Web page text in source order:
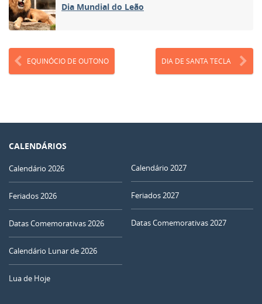
Dia Mundial do Leão
EQUINÓCIO DE OUTONO DIA DE SANTA TECLA
CALENDÁRIOS
Calendário 2026
Feriados 2026
Datas Comemorativas 2026
Calendário Lunar de 2026
Lua de Hoje
Calendário 2027
Feriados 2027
Datas Comemorativas 2027